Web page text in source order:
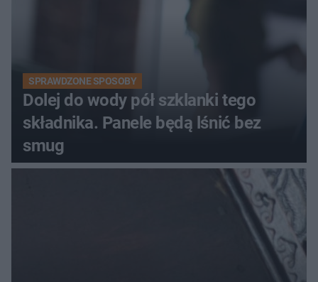
SPRAWDZONE SPOSOBY
Dolej do wody pół szklanki tego
składnika. Panele będą lśnić bez
smug